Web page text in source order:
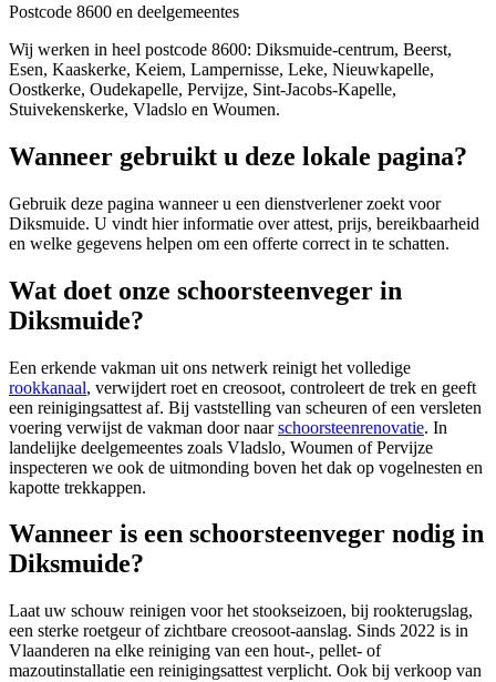
Postcode 8600 en deelgemeentes
Wij werken in heel postcode 8600: Diksmuide-centrum, Beerst,
Esen, Kaaskerke, Keiem, Lampernisse, Leke, Nieuwkapelle,
Oostkerke, Oudekapelle, Pervijze, Sint-Jacobs-Kapelle,
Stuivekenskerke, Vladslo en Woumen.
Wanneer gebruikt u deze lokale pagina?
Gebruik deze pagina wanneer u een dienstverlener zoekt voor
Diksmuide. U vindt hier informatie over attest, prijs, bereikbaarheid
en welke gegevens helpen om een offerte correct in te schatten.
Wat doet onze schoorsteenveger in
Diksmuide?
Een erkende vakman uit ons netwerk reinigt het volledige
rookkanaal, verwijdert roet en creosoot, controleert de trek en geeft
een reinigingsattest af. Bij vaststelling van scheuren of een versleten
voering verwijst de vakman door naarschoorsteenrenovatie. In
landelijke deelgemeentes zoals Vladslo, Woumen of Pervijze
inspecteren we ook de uitmonding boven het dak op vogelnesten en
kapotte trekkappen.
Wanneer is een schoorsteenveger nodig in
Diksmuide?
Laat uw schouw reinigen voor het stookseizoen, bij rookterugslag,
een sterke roetgeur of zichtbare creosoot-aanslag. Sinds 2022 is in
Vlaanderen na elke reiniging van een hout-, pellet- of
mazoutinstallatie een reinigingsattest verplicht. Ook bij verkoop van